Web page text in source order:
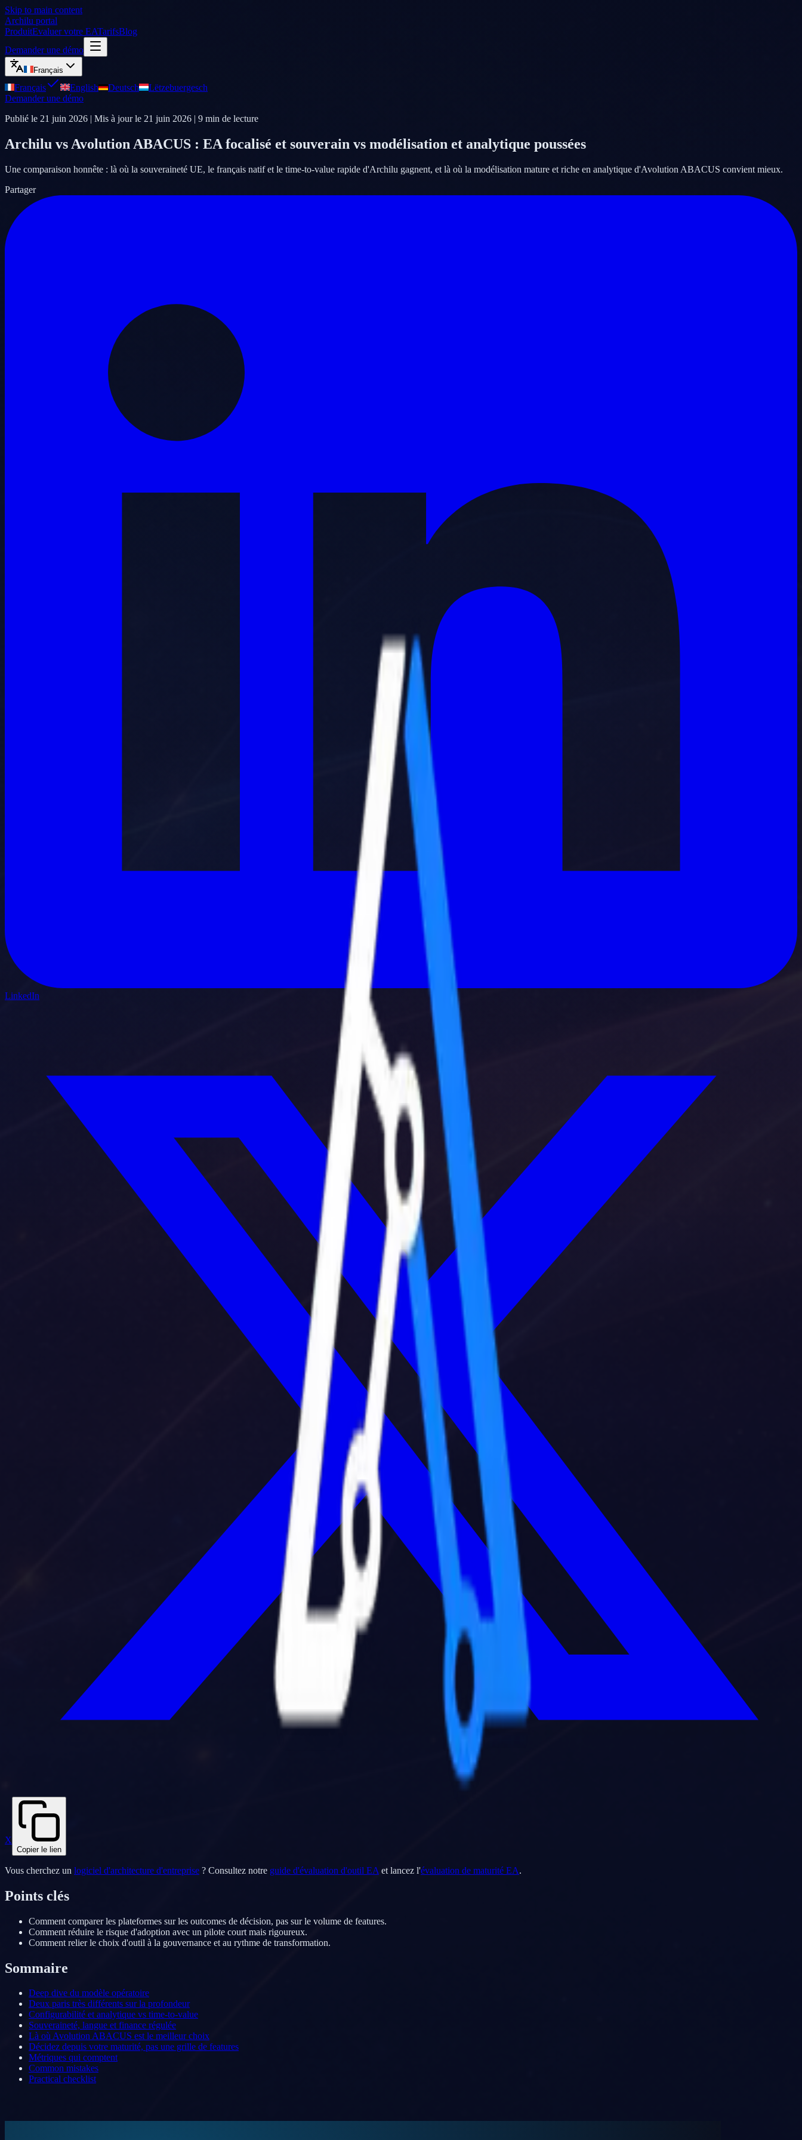
Skip to main content
Archilu portal
ProduitEvaluer votre EATarifsBlog
Demander une démo
Français
Français English Deutsch
Lëtzebuergesch
Demander une démo
Publié le 21 juin 2026 | Mis à jour le 21 juin 2026 | 9 min de lecture
Archilu vs Avolution ABACUS : EA focalisé et souverain vs modélisation et analytique poussées
Une comparaison honnête : là où la souveraineté UE, le français natif et le time-to-value rapide d'Archilu gagnent, et là où la modélisation mature et riche en analytique d'Avolution ABACUS convient mieux.
Partager
LinkedIn
X
Copier le lien
Vous cherchez un logiciel d'architecture d'entreprise ? Consultez notre guide d'évaluation d'outil EA et lancez l'évaluation de maturité EA.
Points clés
Comment comparer les plateformes sur les outcomes de décision, pas sur le volume de features.
Comment réduire le risque d'adoption avec un pilote court mais rigoureux.
Comment relier le choix d'outil à la gouvernance et au rythme de transformation.
Sommaire
Deep dive du modèle opératoire
Deux paris très différents sur la profondeur
Configurabilité et analytique vs time-to-value
Souveraineté, langue et finance régulée
Là où Avolution ABACUS est le meilleur choix
Décidez depuis votre maturité, pas une grille de features
Métriques qui comptent
Common mistakes
Practical checklist